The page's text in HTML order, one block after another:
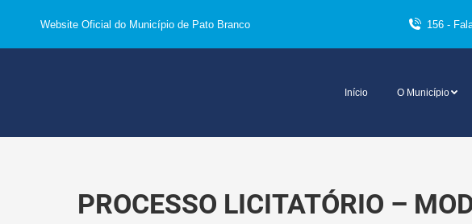
Website Oficial do Município de Pato Branco 156 -
Início O Município
PROCESSO LICITATÓRIO –